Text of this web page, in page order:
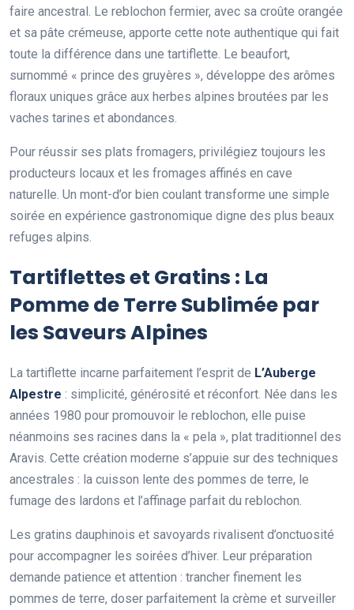
faire ancestral. Le reblochon fermier, avec sa croûte orangée
et sa pâte crémeuse, apporte cette note authentique qui fait
toute la différence dans une tartiflette. Le beaufort,
surnommé « prince des gruyères », développe des arômes
floraux uniques grâce aux herbes alpines broutées par les
vaches tarines et abondances.
Pour réussir ses plats fromagers, privilégiez toujours les
producteurs locaux et les fromages affinés en cave
naturelle. Un mont-d’or bien coulant transforme une simple
soirée en expérience gastronomique digne des plus beaux
refuges alpins.
Tartiflettes et Gratins : La
Pomme de Terre Sublimée par
les Saveurs Alpines
La tartiflette incarne parfaitement l’esprit de L’Auberge
Alpestre : simplicité, générosité et réconfort. Née dans les
années 1980 pour promouvoir le reblochon, elle puise
néanmoins ses racines dans la « pela », plat traditionnel des
Aravis. Cette création moderne s’appuie sur des techniques
ancestrales : la cuisson lente des pommes de terre, le
fumage des lardons et l’affinage parfait du reblochon.
Les gratins dauphinois et savoyards rivalisent d’onctuosité
pour accompagner les soirées d’hiver. Leur préparation
demande patience et attention : trancher finement les
pommes de terre, doser parfaitement la crème et surveiller